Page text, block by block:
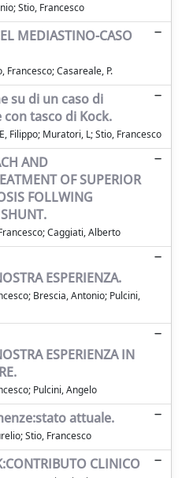
Stio, Francesco
MEDIASTINO-CASO
Francesco; Casareale, P.
su di un caso di
tasco di Kock.
Filippo; Muratori, L; Stio, Francesco
AND
OF SUPERIOR
FOLLWING
Caggiati, Alberto
ESPERIENZA.
Brescia, Antonio; Pulcini,
ESPERIENZA IN
Pulcini, Angelo
attuale.
Stio, Francesco
CLINICO